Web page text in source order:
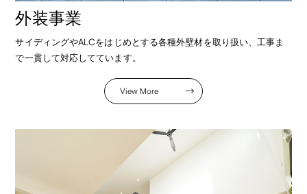
外装事業
サイディングやALCをはじめとする各種外壁材を取り扱い、工事ま
で一貫して対応してています。
View More